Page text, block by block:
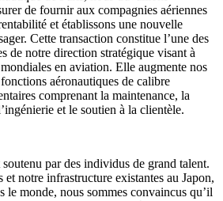
de fournir aux compagnies aériennes
et établissons une nouvelle
Cette transaction constitue l’une des
de notre direction stratégique visant à
en aviation. Elle augmente nos
aéronautiques de calibre
comprenant la maintenance, la
et le soutien à la clientèle.
par des individus de grand talent.
et notre infrastructure existantes au Japon,
le monde, nous sommes convaincus qu’il